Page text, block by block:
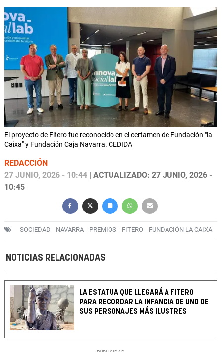
El proyecto de Fitero fue reconocido en el certamen de Fundación "la
Caixa" y Fundación Caja Navarra. CEDIDA
REDACCIÓN
27 JUNIO, 2026 - 10:44 | ACTUALIZADO: 27 JUNIO, 2026 -
10:45
SOCIEDAD NAVARRA PREMIOS FITERO FUNDACIÓN LA CAIXA
NOTICIAS RELACIONADAS
LA ESTATUA QUE LLEGARÁ A FITERO
PARA RECORDAR LA INFANCIA DE UNO DE
SUS PERSONAJES MÁS ILUSTRES